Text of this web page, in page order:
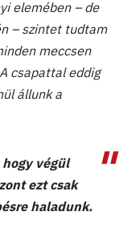
elemében – de
– szintet tudtam
meccsen
csapattal eddig
állunk a
hogy végül
ezt csak
haladunk.